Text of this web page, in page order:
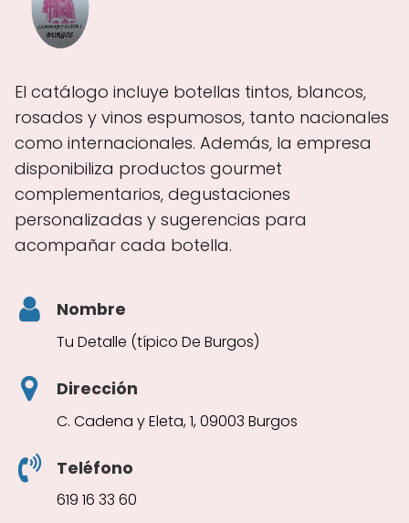
El catálogo incluye botellas tintos, blancos,
rosados y vinos espumosos, tanto nacionales
como internacionales. Además, la empresa
disponibiliza productos gourmet
complementarios, degustaciones
personalizadas y sugerencias para
acompañar cada botella.
Nombre
Tu Detalle (típico De Burgos)
Dirección
C. Cadena y Eleta, 1, 09003 Burgos
Teléfono
619 16 33 60